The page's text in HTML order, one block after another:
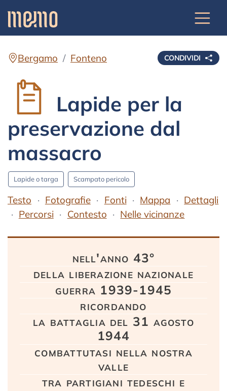
CONDIVIDI
Bergamo Fonteno
Lapide per la
preservazione dal
massacro
Lapide o targa Scampato pericolo
Testo Fotografie Fonti Mappa
Dettagli
Percorsi
Contesto Nelle vicinanze
nell'anno 43°
della liberazione nazionale
guerra 1939-1945
ricordando
la battaglia del 31 agosto
1944
combattutasi nella nostra
valle
tra partigiani tedeschi e